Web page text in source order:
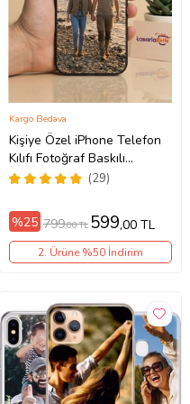
Kişiye Özel iPhone Telefon
Kılıfı Fotoğraf Baskılı
11/13/14/14Pro/14ProMax/15/
(29)
Kargo Bedava
%25 799,00 TL 599,00 TL
2. Ürüne %50 İndirim